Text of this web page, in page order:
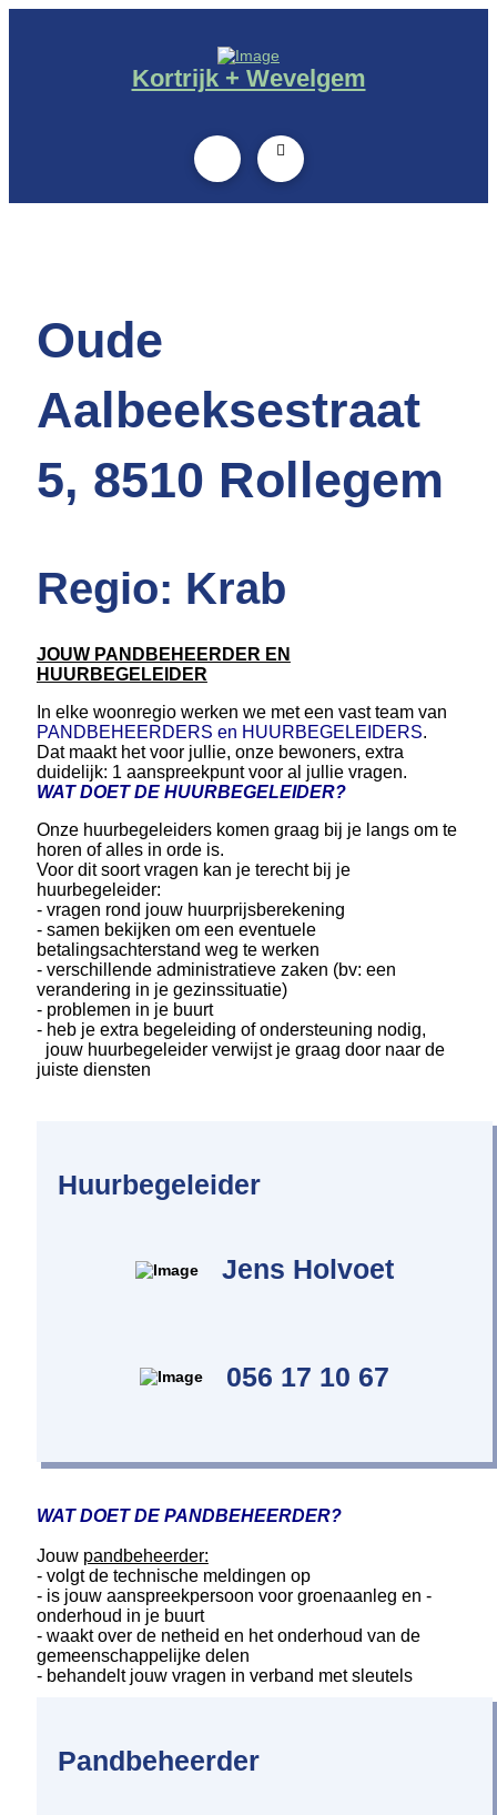
Kortrijk + Wevelgem
Oude
Aalbeeksestraat
5, 8510 Rollegem
Regio: Krab
JOUW PANDBEHEERDER EN
HUURBEGELEIDER
In elke woonregio werken we met een vast team van
PANDBEHEERDERS en HUURBEGELEIDERS.
Dat maakt het voor jullie, onze bewoners, extra
duidelijk: 1 aanspreekpunt voor al jullie vragen.
WAT DOET DE HUURBEGELEIDER?
Onze huurbegeleiders komen graag bij je langs om te
horen of alles in orde is.
Voor dit soort vragen kan je terecht bij je
huurbegeleider:
- vragen rond jouw huurprijsberekening
- samen bekijken om een eventuele
betalingsachterstand weg te werken
- verschillende administratieve zaken (bv: een
verandering in je gezinssituatie)
- problemen in je buurt
- heb je extra begeleiding of ondersteuning nodig,
jouw huurbegeleider verwijst je graag door naar de
juiste diensten
Huurbegeleider
Jens Holvoet
056 17 10 67
WAT DOET DE PANDBEHEERDER?
Jouw pandbeheerder:
- volgt de technische meldingen op
- is jouw aanspreekpersoon voor groenaanleg en -
onderhoud in je buurt
- waakt over de netheid en het onderhoud van de
gemeenschappelijke delen
- behandelt jouw vragen in verband met sleutels
Pandbeheerder